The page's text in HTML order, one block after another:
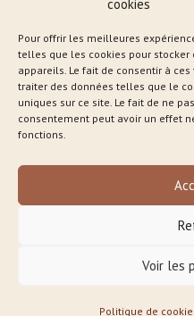
cookies
Pour offrir les meilleures
telles que les cookies pour
appareils. Le fait de consentir à
traiter des données telles que le
uniques sur ce site. Le fait de ne
consentement peut avoir un effet
fonctions.
Voir les
Politique de
Qui suis-je ?
Les séances
Approche
Blog
Boutique en ligne
Contact